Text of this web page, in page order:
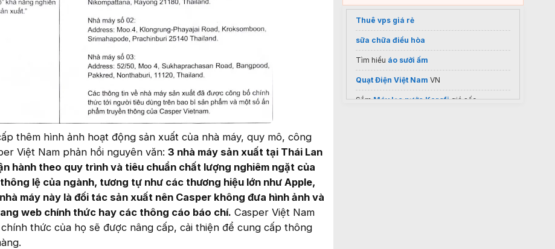
thêm hình ảnh hoạt động sản xuất của nhà máy, quy mô, công
Việt Nam phản hồi nguyên văn: 3 nhà máy sản xuất tại Thái Lan
hành theo quy trình và tiêu chuẩn chất lượng nghiêm ngặt của
lệ của ngành, tương tự như các thương hiệu lớn như Apple,
máy này là đối tác sản xuất nên Casper không đưa hình ảnh và
web chính thức hay các thông cáo báo chí. Casper Việt Nam
thức của họ sẽ được nâng cấp, cải thiện để cung cấp thông
Thuê vps giá rẻ
sữa chữa điều hòa
Tìm hiểu áo sưởi ấm
Quạt Điện Việt Nam VN
SắmMáy lọc nước Karofigiá sốc